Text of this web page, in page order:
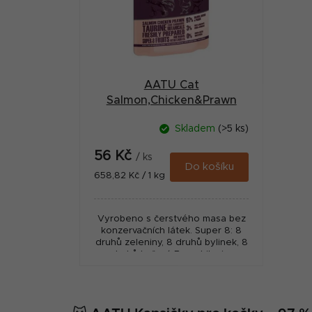
AATU Cat
Salmon,Chicken&Prawn
Skladem (>5 ks)
56 Kč / ks
Měrná
658,82 Kč / 1 kg
Do košíku
Vyrobeno s čerstvého masa bez
konzervačních látek. Super 8: 8
druhů zeleniny, 8 druhů bylinek, 8